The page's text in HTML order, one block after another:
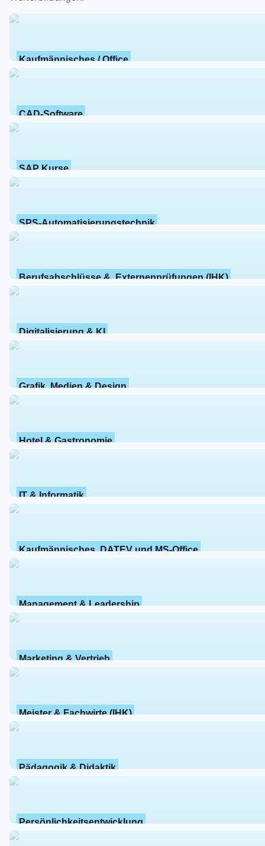
Kaufmännisches / Office
CAD-Software
SAP Kurse
SPS-Automatisierungstechnik
Berufsabschlüsse &  Externenprüfungen (IHK)
Digitalisierung & KI
Grafik, Medien & Design
Hotel & Gastronomie
IT & Informatik
Kaufmännisches, DATEV und MS-Office
Management & Leadership
Marketing & Vertrieb
Meister & Fachwirte (IHK)
Pädagogik & Didaktik
Persönlichkeitsentwicklung